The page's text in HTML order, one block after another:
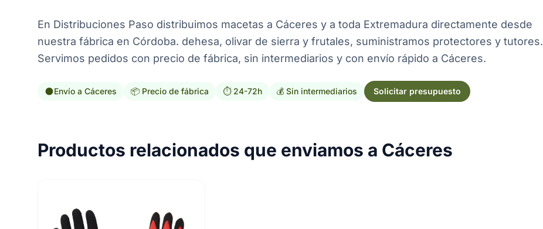
En Distribuciones Paso distribuimos macetas a Cáceres y a toda Extremadura directamente desde
nuestra fábrica en Córdoba. dehesa, olivar de sierra y frutales, suministramos protectores y tutores.
Servimos pedidos con precio de fábrica, sin intermediarios y con envío rápido a Cáceres.
Envío a Cáceres 📦 Precio de fábrica ⏱️ 24-72h 💰 Sin intermediarios Solicitar presupuesto
Productos relacionados que enviamos a Cáceres